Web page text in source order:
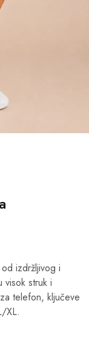
izdržljivog i
visok struk i
telefon, ključeve
XL.